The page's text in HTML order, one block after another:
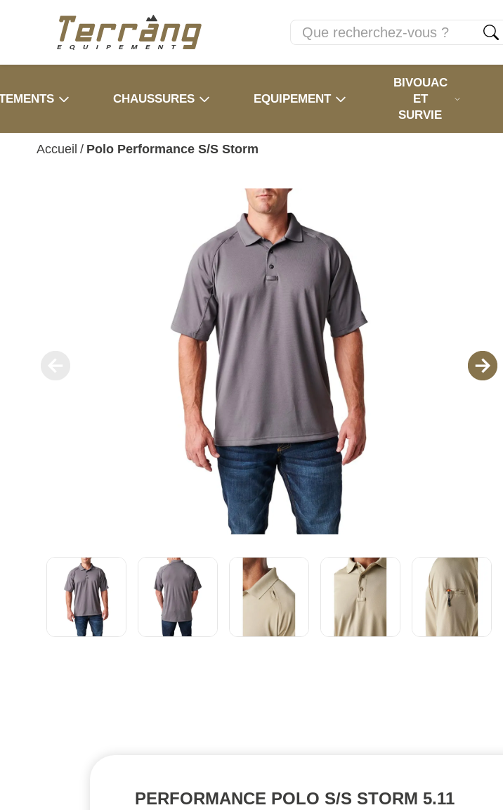
CHAUSSURES EQUIPEMENT
BIVOUAC
ET
SURVIE
Accueil / Polo Performance S/S Storm
PERFORMANCE POLO S/S STORM 5.11